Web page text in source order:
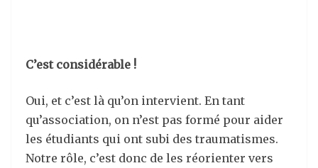
C’est considérable !
Oui, et c’est là qu’on intervient. En tant
qu’association, on n’est pas formé pour aider
les étudiants qui ont subi des traumatismes.
Notre rôle, c’est donc de les réorienter vers